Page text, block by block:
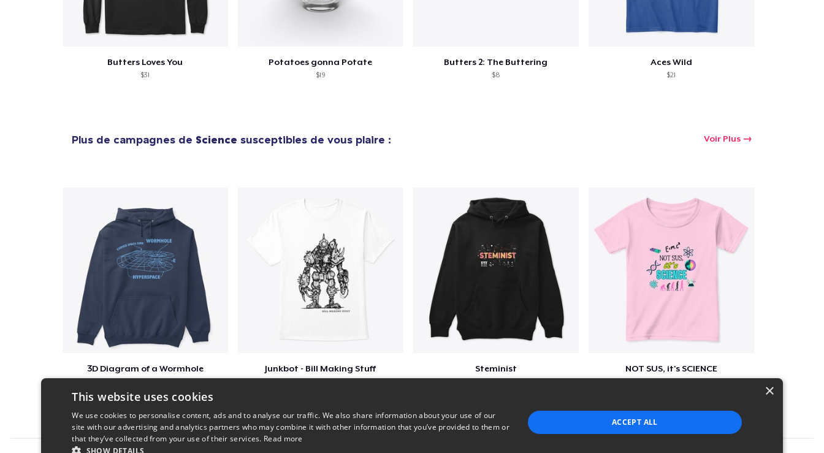
Butters Loves You
$31
Potatoes gonna Potate
$19
Butters 2: The Buttering
$8
Aces Wild
$21
Plus de campagnes de Science susceptibles de vous plaire : Voir Plus
3D Diagram of a Wormhole Junkbot - Bill Making Stuff Steminist NOT SUS, it's SCIENCE
×
This website uses cookies
We use cookies to personalise content, ads and to analyse our traffic. We also share information about your use of our
site with our advertising and analytics partners who may combine it with other information that you’ve provided to them or
that they’ve collected from your use of their services. Read more
SHOW DETAILS
ACCEPT ALL